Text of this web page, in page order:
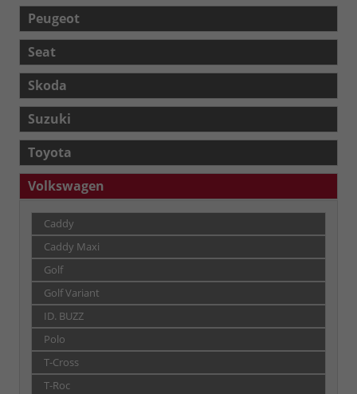
Peugeot
Seat
Skoda
Suzuki
Toyota
Volkswagen
Caddy
Caddy Maxi
Golf
Golf Variant
ID. BUZZ
Polo
T-Cross
T-Roc